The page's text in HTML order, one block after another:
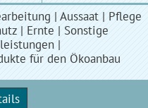
| Aussaat | Pflege
| Ernte | Sonstige
|
für den Ökoanbau